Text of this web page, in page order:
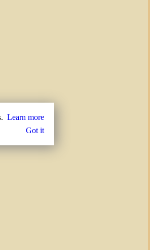
Learn more
Got it